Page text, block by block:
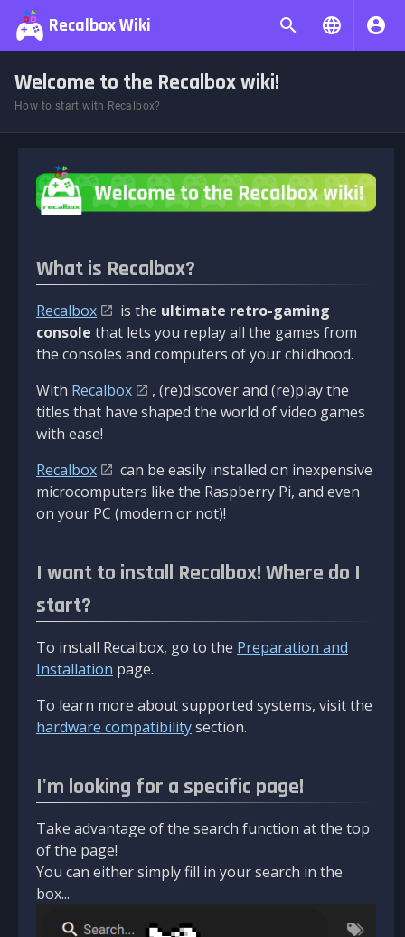
Recalbox Wiki
Welcome to the Recalbox wiki!
How to start with Recalbox?
What is Recalbox?
Recalbox is the ultimate retro-gaming
console that lets you replay all the games from
the consoles and computers of your childhood.
With Recalbox
, (re)discover and (re)play the
titles that have shaped the world of video games
with ease!
Recalbox
can be easily installed on inexpensive
microcomputers like the Raspberry Pi, and even
on your PC (modern or not)!
I want to install Recalbox! Where do I
start?
To install Recalbox, go to the Preparation and
Installation page.
To learn more about supported systems, visit the
hardware compatibilitysection.
I'm looking for a specific page!
Take advantage of the search function at the top
of the page!
You can either simply fill in your search in the
box...